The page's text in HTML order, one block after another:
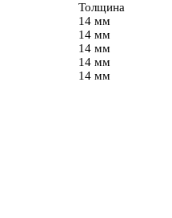
Толщина
14 мм
14 мм
14 мм
14 мм
14 мм